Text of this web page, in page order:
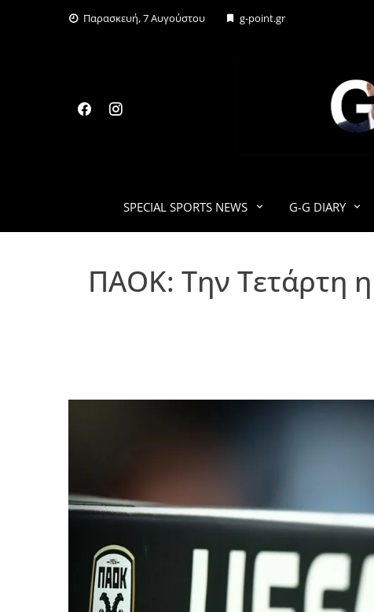
Παρασκευή, 7 Αυγούστου g-point.gr
SPECIAL SPORTS NEWS G-G DIARY
ΠΑΟΚ: Την Τετάρτη